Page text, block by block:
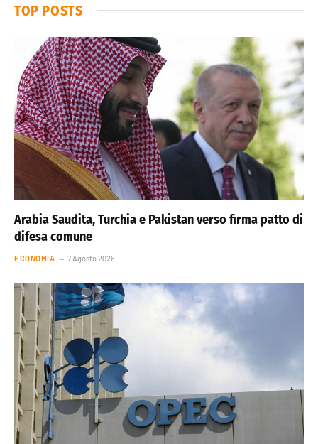
TOP POSTS
Arabia Saudita, Turchia e Pakistan verso firma patto di
difesa comune
ECONOMIA 7 Agosto 2026